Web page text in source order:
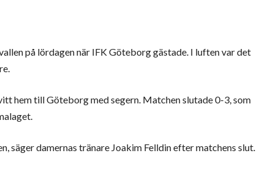
på lördagen när IFK Göteborg gästade. I luften var det
hem till Göteborg med segern. Matchen slutade 0-3, som
säger damernas tränare Joakim Felldin efter matchens slut.